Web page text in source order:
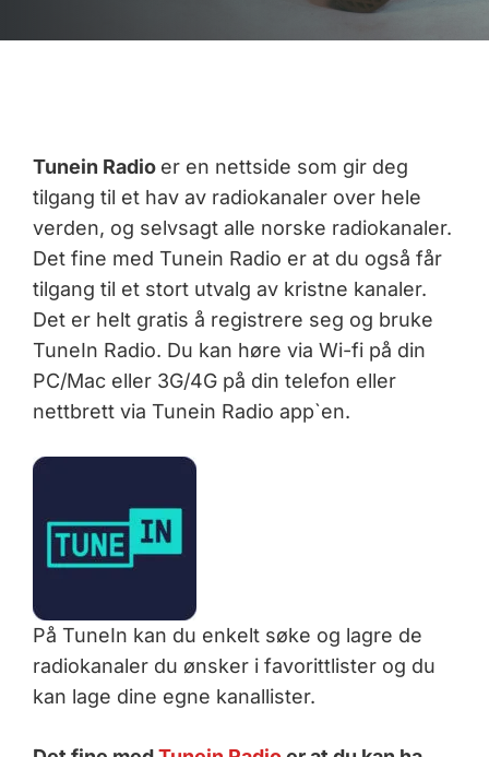
Tunein Radio er en nettside som gir deg
tilgang til et hav av radiokanaler over hele
verden, og selvsagt alle norske radiokanaler.
Det fine med Tunein Radio er at du også får
tilgang til et stort utvalg av kristne kanaler.
Det er helt gratis å registrere seg og bruke
TuneIn Radio. Du kan høre via Wi-fi på din
PC/Mac eller 3G/4G på din telefon eller
nettbrett via Tunein Radio app`en.
På TuneIn kan du enkelt søke og lagre de
radiokanaler du ønsker i favorittlister og du
kan lage dine egne kanallister.